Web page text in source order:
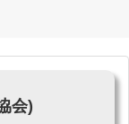
会)